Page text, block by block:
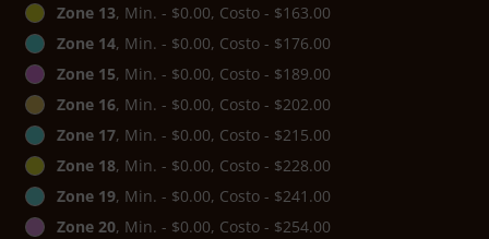
Zone 13, Min. - $0.00, Costo - $163.00
Zone 14, Min. - $0.00, Costo - $176.00
Zone 15, Min. - $0.00, Costo - $189.00
Zone 16, Min. - $0.00, Costo - $202.00
Zone 17, Min. - $0.00, Costo - $215.00
Zone 18, Min. - $0.00, Costo - $228.00
Zone 19, Min. - $0.00, Costo - $241.00
Zone 20, Min. - $0.00, Costo - $254.00